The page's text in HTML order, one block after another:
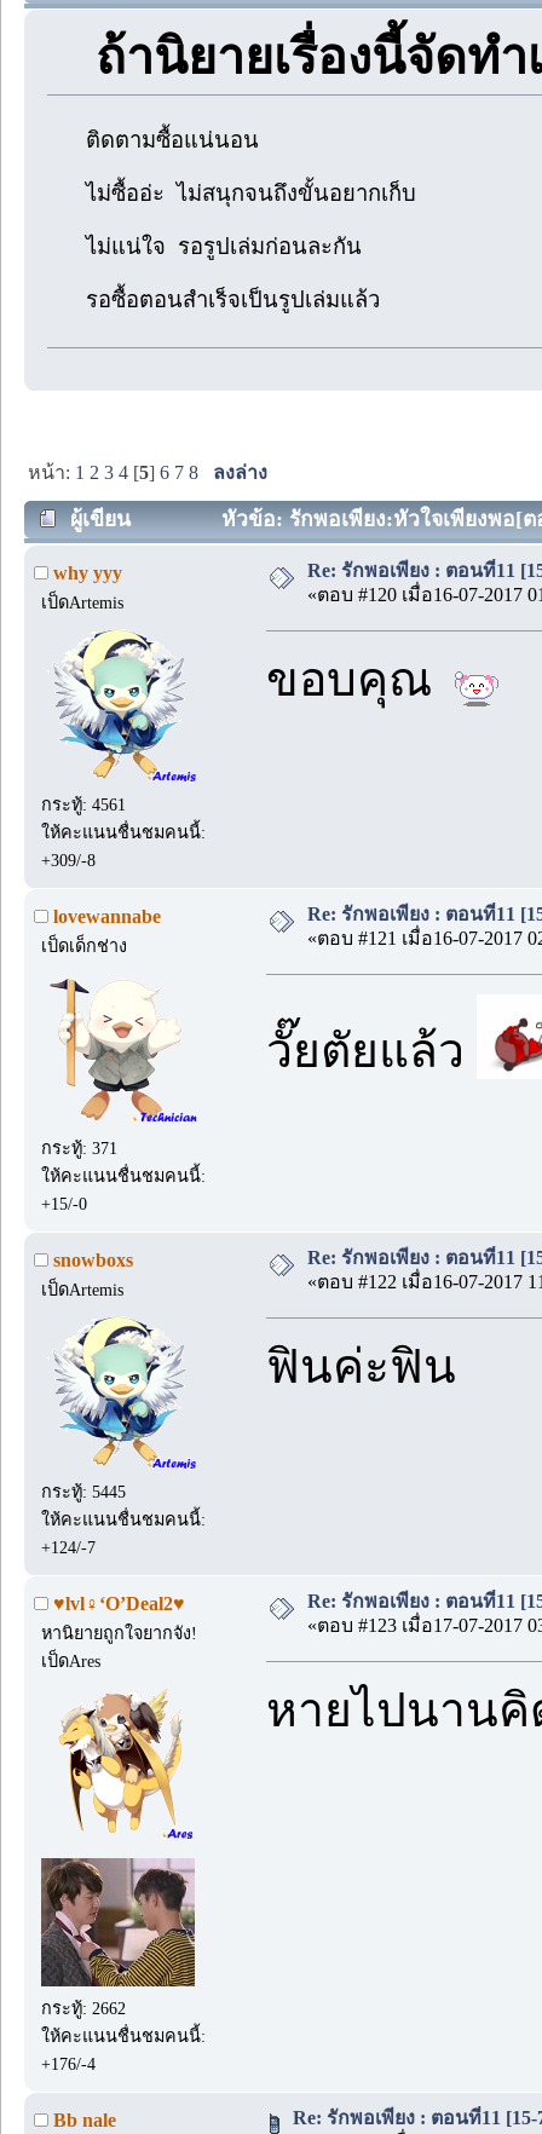
ถ้านิยายเรื่องนี้จัดท
ติดตามซื้อแน่นอน
ไม่ซื้ออ่ะ ไม่สนุกจนถึงขั้นอยากเก็บ
ไม่แน่ใจ รอรูปเล่มก่อนละกัน
รอซื้อตอนสำเร็จเป็นรูปเล่มแล้ว
หน้า: 1 2 3 4 [5]6 7 8 ลงล่าง
ผู้เขียน หัวข้อ: รักพอเพียง:หัวใจเพียงพอ[ต
why yyy
เป็ดArtemis
กระทู้: 4561
ให้คะแนนชื่นชมคนนี้:
+309/-8
Re: รักพอเพียง : ตอนที่11
«ตอบ #120 เมื่อ16-07-2017
ขอบคุณ
lovewannabe
เป็ดเด็กช่าง
กระทู้: 371
ให้คะแนนชื่นชมคนนี้:
+15/-0
Re: รักพอเพียง : ตอนที่11
«ตอบ #121 เมื่อ16-07-2017
วั๊ยตัยแล้ว
snowboxs
เป็ดArtemis
กระทู้: 5445
ให้คะแนนชื่นชมคนนี้:
+124/-7
Re: รักพอเพียง : ตอนที่11
«ตอบ #122 เมื่อ16-07-2017
ฟินค่ะฟิน
♥lvl♀‘O’Deal2♥
หานิยายถูกใจยากจัง!
เป็ดAres
กระทู้: 2662
ให้คะแนนชื่นชมคนนี้:
+176/-4
Re: รักพอเพียง : ตอนที่11
«ตอบ #123 เมื่อ17-07-2017
หายไปนานคิ
Bb nale
Re: รักพอเพียง : ตอนที่11 [15-